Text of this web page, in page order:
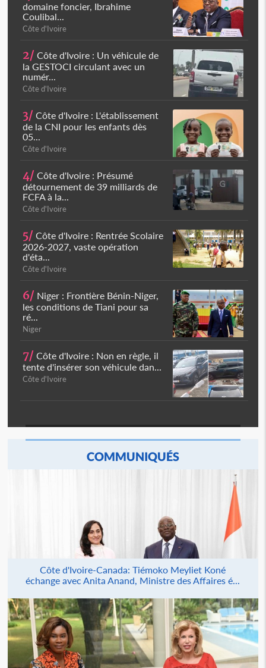
domaine foncier, Ibrahime
Coulibal...
Côte d'Ivoire
2/ Côte d'Ivoire : Un véhicule de
la GESTOCI circulant avec un
numér...
Côte d'Ivoire
3/ Côte d'Ivoire : L'établissement
de la CNI pour les enfants dès
05...
Côte d'Ivoire
4/ Côte d'Ivoire : Présumé
détournement de 39 milliards de
FCFA à la...
Côte d'Ivoire
5/ Côte d'Ivoire : Rentrée Scolaire
2026-2027, vaste opération
d'éta...
Côte d'Ivoire
6/ Niger : Frontière Bénin-Niger,
les conditions de Tiani pour sa
ré...
Niger
7/ Côte d'Ivoire : Non en règle, il
tente d'insérer son véhicule dan...
Côte d'Ivoire
COMMUNIQUÉS
Côte d'Ivoire-Canada: Tiémoko Meyliet Koné
échange avec Anita Anand, Ministre des Affaires é...